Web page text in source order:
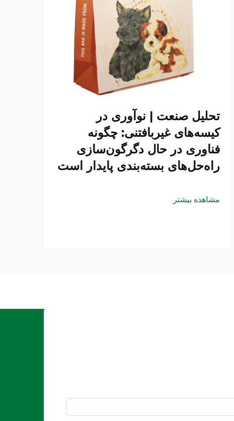
تحلیل صنعت | نوآوری در
کیسه‌های غیربافتنی: چگونه
فناوری در حال دگرگون‌سازی
راه‌حل‌های بسته‌بندی پایدار است
مشاهده بیشتر